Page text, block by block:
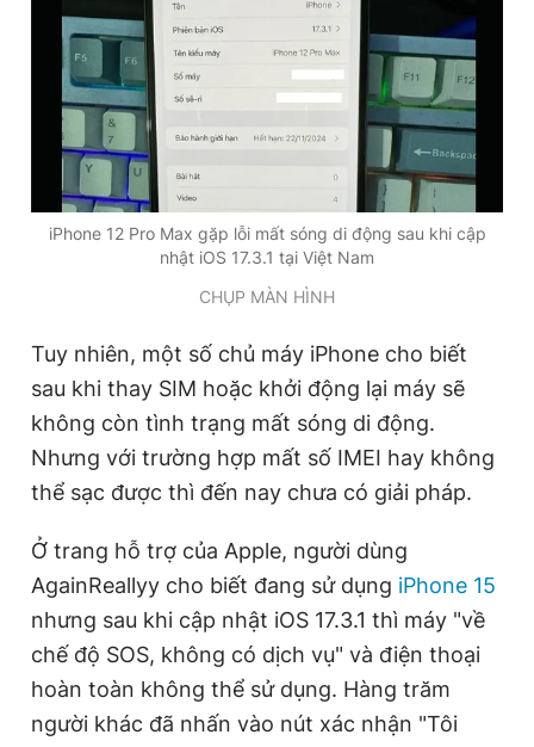
iPhone 12 Pro Max gặp lỗi mất sóng di động sau khi cập
nhật iOS 17.3.1 tại Việt Nam
CHỤP MÀN HÌNH
Tuy nhiên, một số chủ máy iPhone cho biết
sau khi thay SIM hoặc khởi động lại máy sẽ
không còn tình trạng mất sóng di động.
Nhưng với trường hợp mất số IMEI hay không
thể sạc được thì đến nay chưa có giải pháp.
Ở trang hỗ trợ của Apple, người dùng
AgainReallyy cho biết đang sử dụng iPhone 15
nhưng sau khi cập nhật iOS 17.3.1 thì máy "về
chế độ SOS, không có dịch vụ" và điện thoại
hoàn toàn không thể sử dụng. Hàng trăm
người khác đã nhấn vào nút xác nhận "Tôi